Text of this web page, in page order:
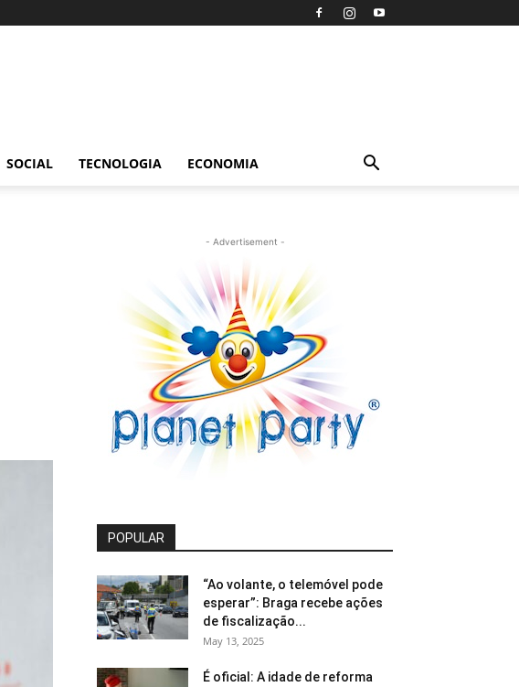
SOCIAL TECNOLOGIA ECONOMIA
- Advertisement -
POPULAR
“Ao volante, o telemóvel pode
esperar”: Braga recebe ações
de fiscalização...
May 13, 2025
É oficial: A idade de reforma